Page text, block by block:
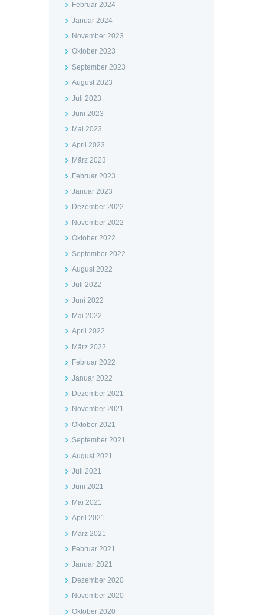
Februar 2024
Januar 2024
November 2023
Oktober 2023
September 2023
August 2023
Juli 2023
Juni 2023
Mai 2023
April 2023
März 2023
Februar 2023
Januar 2023
Dezember 2022
November 2022
Oktober 2022
September 2022
August 2022
Juli 2022
Juni 2022
Mai 2022
April 2022
März 2022
Februar 2022
Januar 2022
Dezember 2021
November 2021
Oktober 2021
September 2021
August 2021
Juli 2021
Juni 2021
Mai 2021
April 2021
März 2021
Februar 2021
Januar 2021
Dezember 2020
November 2020
Oktober 2020